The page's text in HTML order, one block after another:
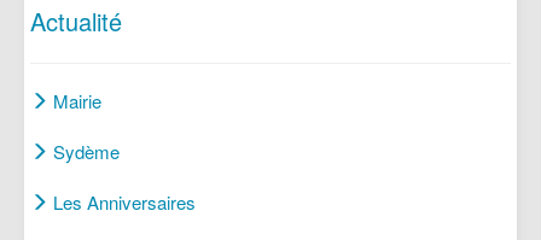
Actualité
Mairie
Sydème
Les Anniversaires